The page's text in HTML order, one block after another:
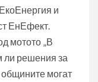
и
ЕнЕфект.
мотото „В
ли решения за
общините могат